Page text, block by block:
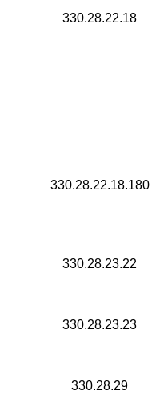
330.28.22.18
330.28.22.18.180
330.28.23.22
330.28.23.23
330.28.29